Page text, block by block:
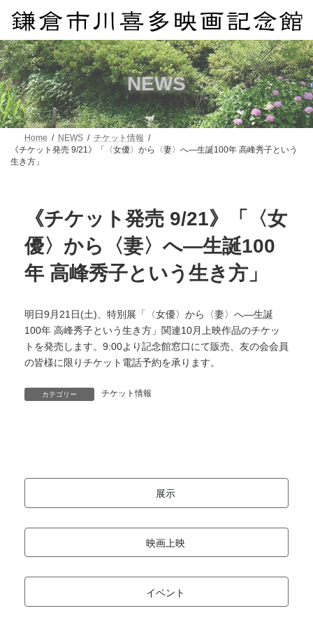
ン
ツ
へ
ス
キ
ッ
プ
ー
シ
ョ
ン
に
移
動
NEWS
Home NEWS
チケット情報
《チケット発売 9/21》「〈女優〉から〈妻〉へ―生誕100年 高峰秀子という
生き方」
《チケット発売 9/21》「〈女
優〉から〈妻〉へ―生誕100
年 高峰秀子という生き方」
明日9月21日(土)、特別展「〈女優〉から〈妻〉へ―生誕
100年 高峰秀子という生き方」関連10月上映作品のチケッ
トを発売します。9:00より記念館窓口にて販売、友の会会員
の皆様に限りチケット電話予約を承ります。
カテゴリー チケット情報
展示
映画上映
イベント